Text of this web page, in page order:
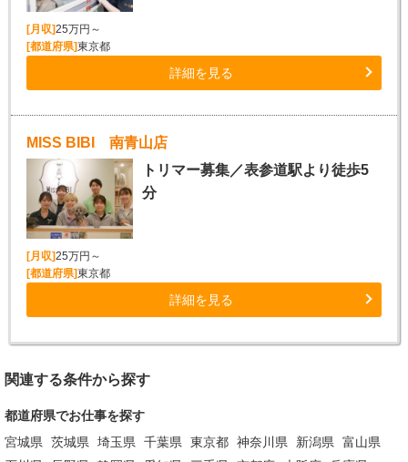
[月収]25万円～
[都道府県]東京都
詳細を見る
MISS BIBI 南青山店
トリマー募集／表参道駅より徒歩5
分
[月収]25万円～
[都道府県]東京都
詳細を見る
関連する条件から探す
都道府県でお仕事を探す
宮城県
茨城県 埼玉県 千葉県 東京都 神奈川県 新潟県
富山県